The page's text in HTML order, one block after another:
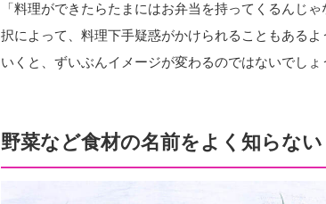
「料理ができたらたまにはお弁当を持ってくるんじ
択によって、料理下手疑惑がかけられることもある
いくと、ずいぶんイメージが変わるのではないでしょ
野菜など食材の名前をよく知らない